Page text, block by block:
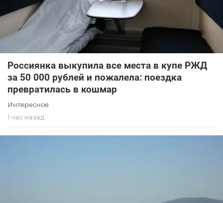
Россиянка выкупила все места в купе РЖД
за 50 000 рублей и пожалела: поездка
превратилась в кошмар
Интересное
1 час назад